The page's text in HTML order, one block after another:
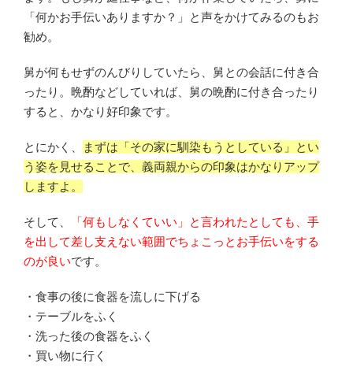
「何かお手伝いありますか？」と声をかけてみるのもお
勧め。
舅が何もせずのんびりしていたら、舅との会話に付き合
ったり。晩酌などしていれば、舅の晩酌に付き合ったり
すると、かなり好印象です。
とにかく、
まずは「その家に馴染もうとしている」とい
う姿を見せることで、義両親からの印象はかなりアップ
しますよ。
そして、
「何もしなくていい」と言われたとしても、手
を出して差し支えない範囲でちょこっとお手伝いをする
のが良いです。
・食事の後に食器を流しに下げる
・テーブルをふく
・洗った後の食器をふく
・買い物に行く